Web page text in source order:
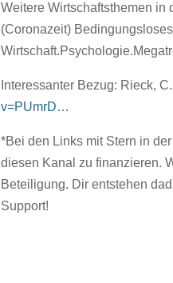
Weitere Wirtschaftsthemen in
(Coronazeit)
Interessanter Bezug: Rieck,
v=PUmrD…
*Bei den Links mit Stern in
diesen Kanal zu finanzieren.
Beteiligung. Dir entstehen
Support!